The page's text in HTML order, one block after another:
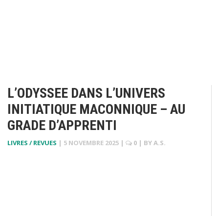
L’ODYSSEE DANS L’UNIVERS
INITIATIQUE MACONNIQUE – AU
GRADE D’APPRENTI
LIVRES / REVUES | 5 NOVEMBRE 2025 | 0 | BYA.S.